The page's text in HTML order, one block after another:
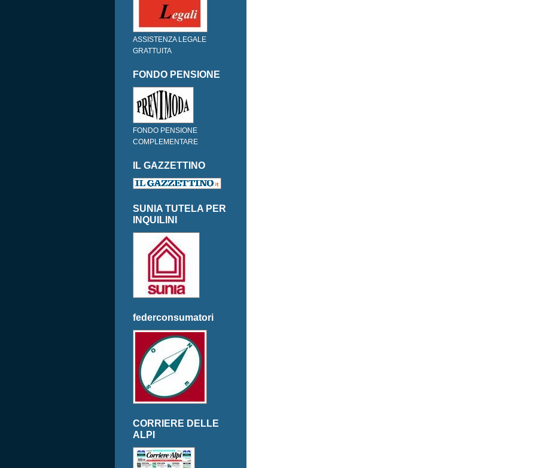
ASSISTENZA LEGALE
GRATTUITA
FONDO PENSIONE
FONDO PENSIONE
COMPLEMENTARE
IL GAZZETTINO
SUNIA TUTELA PER
INQUILINI
federconsumatori
CORRIERE DELLE
ALPI